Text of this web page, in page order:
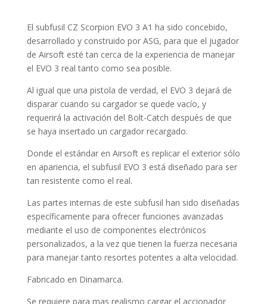
El subfusil CZ Scorpion EVO 3 A1 ha sido concebido,
desarrollado y construido por ASG, para que el jugador
de Airsoft esté tan cerca de la experiencia de manejar
el EVO 3 real tanto como sea posible.
Al igual que una pistola de verdad, el EVO 3 dejará de
disparar cuando su cargador se quede vacío, y
requerirá la activación del Bolt-Catch después de que
se haya insertado un cargador recargado.
Donde el estándar en Airsoft es replicar el exterior sólo
en apariencia, el subfusil EVO 3 está diseñado para ser
tan resistente como el real.
Las partes internas de este subfusil han sido diseñadas
específicamente para ofrecer funciones avanzadas
mediante el uso de componentes electrónicos
personalizados, a la vez que tienen la fuerza necesaria
para manejar tanto resortes potentes a alta velocidad.
Fabricado en Dinamarca.
Se requiere para mas realismo cargar el accionador